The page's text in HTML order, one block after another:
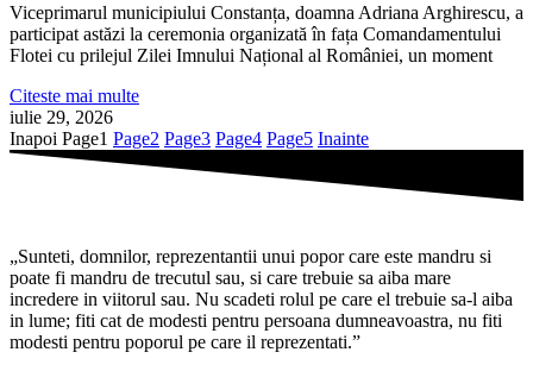
Viceprimarul municipiului Constanța, doamna Adriana Arghirescu, a
participat astăzi la ceremonia organizată în fața Comandamentului
Flotei cu prilejul Zilei Imnului Național al României, un moment
Citeste mai multe
iulie 29, 2026
Inapoi Page1 Page2 Page3 Page4 Page5 Inainte
„Sunteti, domnilor, reprezentantii unui popor care este mandru si
poate fi mandru de trecutul sau, si care trebuie sa aiba mare
incredere in viitorul sau. Nu scadeti rolul pe care el trebuie sa-l aiba
in lume; fiti cat de modesti pentru persoana dumneavoastra, nu fiti
modesti pentru poporul pe care il reprezentati.”